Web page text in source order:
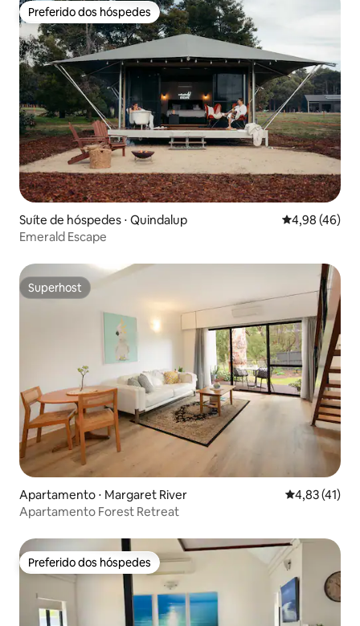
Preferido dos hóspedes
Preferido dos hóspedes
Suíte de hóspedes ⋅ Quindalup 4,98 de uma
4,98 (46)
Emerald Escape
Superhost
Superhost
Apartamento ⋅ Margaret River 4,83 de uma
4,83 (41)
Apartamento Forest Retreat
Preferido dos hóspedes
Preferido dos hóspedes